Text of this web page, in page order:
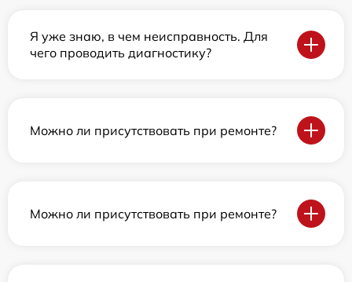
Я уже знаю, в чем неисправность. Для
чего проводить диагностику?
Можно ли присутствовать при ремонте?
Можно ли присутствовать при ремонте?